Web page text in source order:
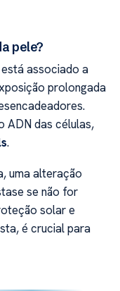
pele?
associado a
prolongada
ADN das células,
.
uma alteração
se não for
solar e
é crucial para